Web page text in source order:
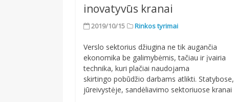
inovatyvūs kranai
2019/10/15 Rinkos tyrimai
Verslo sektorius džiugina ne tik augančia
ekonomika be galimybėmis, tačiau ir įvairia
technika, kuri plačiai naudojama
skirtingo pobūdžio darbams atlikti. Statybose,
jūreivystėje, sandėliavimo sektoriuose kranai